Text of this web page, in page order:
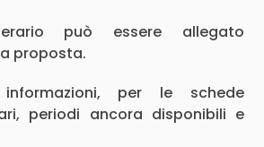
può essere allegato
proposta.
per le schede
periodi ancora disponibili e